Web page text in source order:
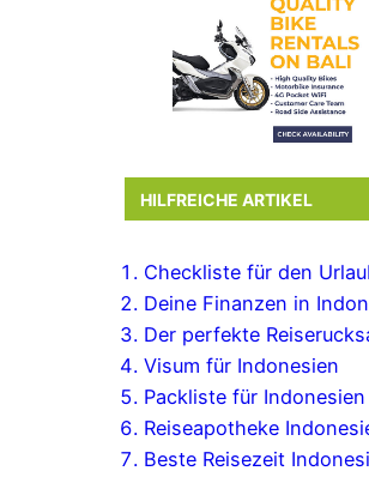
HILFREICHE ARTIKEL
Checkliste für den
Deine Finanzen in
Der perfekte
Visum für Indonesien
Packliste für Indonesien
Reiseapotheke
Beste Reisezeit